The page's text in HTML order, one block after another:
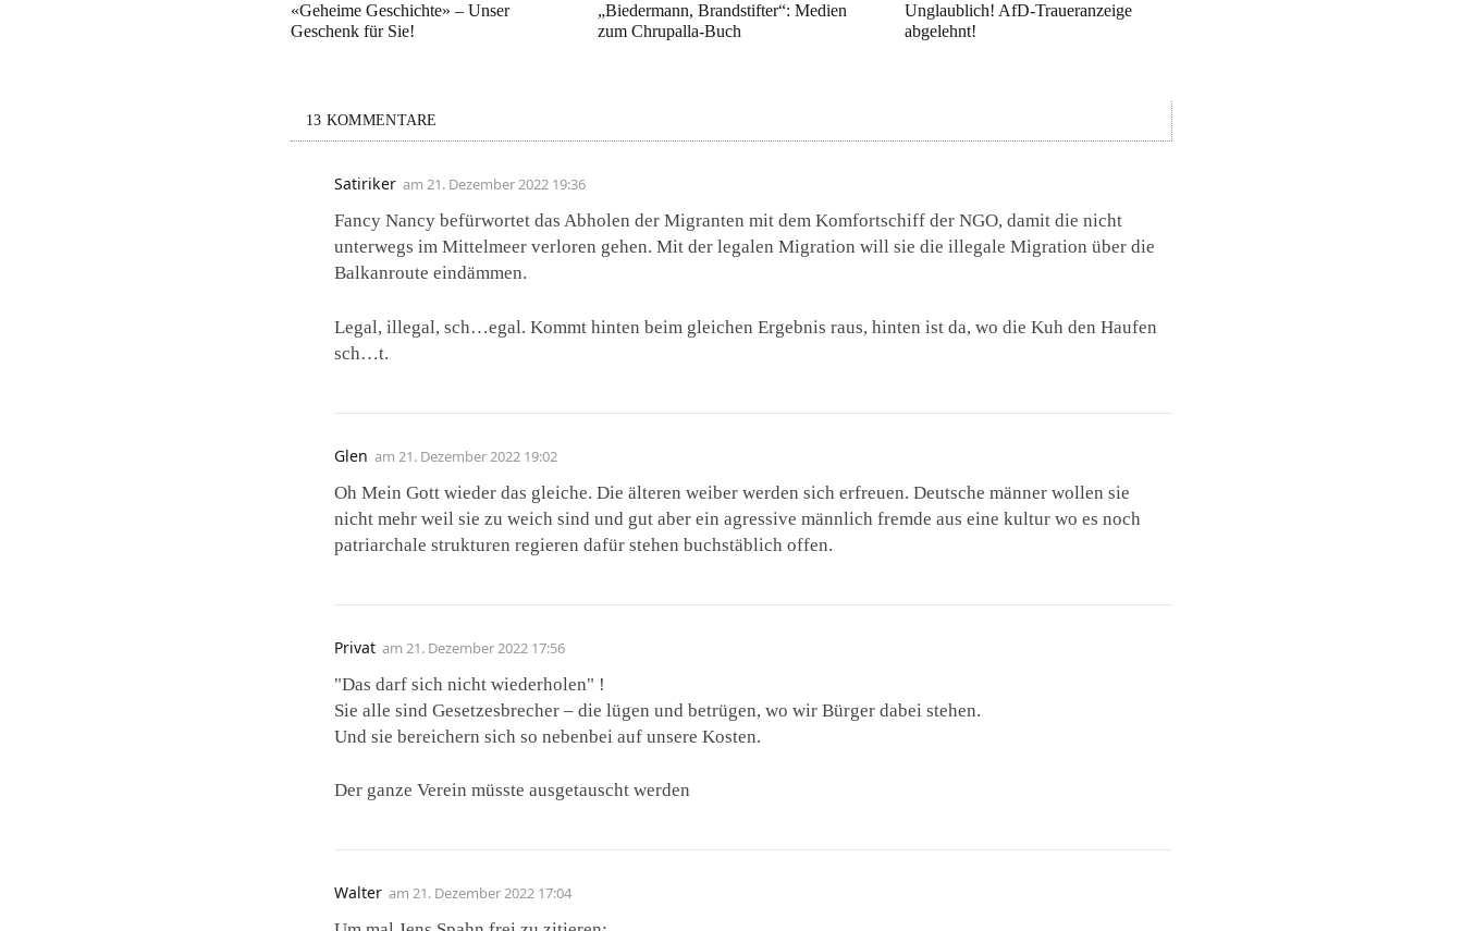
«Geheime Geschichte» – Unser
Geschenk für Sie!
„Biedermann, Brandstifter“: Medien
zum Chrupalla-Buch
Unglaublich! AfD-Traueranzeige
abgelehnt!
13 KOMMENTARE
Satiriker am 21. Dezember 2022 19:36
Fancy Nancy befürwortet das Abholen der Migranten mit dem Komfortschiff der NGO, damit die nicht
unterwegs im Mittelmeer verloren gehen. Mit der legalen Migration will sie die illegale Migration über die
Balkanroute eindämmen.
Legal, illegal, sch…egal. Kommt hinten beim gleichen Ergebnis raus, hinten ist da, wo die Kuh den Haufen
sch…t.
Glen am 21. Dezember 2022 19:02
Oh Mein Gott wieder das gleiche. Die älteren weiber werden sich erfreuen. Deutsche männer wollen sie
nicht mehr weil sie zu weich sind und gut aber ein agressive männlich fremde aus eine kultur wo es noch
patriarchale strukturen regieren dafür stehen buchstäblich offen.
Privat am 21. Dezember 2022 17:56
"Das darf sich nicht wiederholen" !
Sie alle sind Gesetzesbrecher – die lügen und betrügen, wo wir Bürger dabei stehen.
Und sie bereichern sich so nebenbei auf unsere Kosten.
Der ganze Verein müsste ausgetauscht werden
Walter am 21. Dezember 2022 17:04